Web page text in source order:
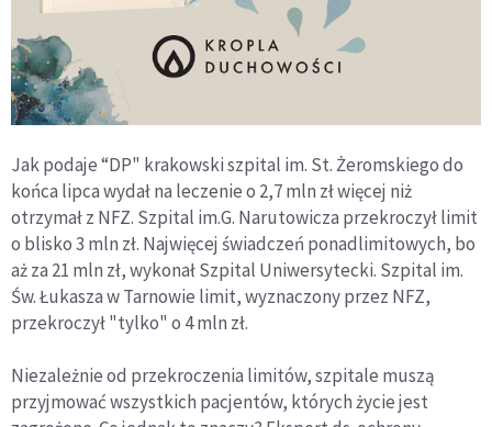
Jak podaje “DP" krakowski szpital im. St. Żeromskiego do
końca lipca wydał na leczenie o 2,7 mln zł więcej niż
otrzymał z NFZ. Szpital im.G. Narutowicza przekroczył limit
o blisko 3 mln zł. Najwięcej świadczeń ponadlimitowych, bo
aż za 21 mln zł, wykonał Szpital Uniwersytecki. Szpital im.
Św. Łukasza w Tarnowie limit, wyznaczony przez NFZ,
przekroczył "tylko" o 4 mln zł.
Niezależnie od przekroczenia limitów, szpitale muszą
przyjmować wszystkich pacjentów, których życie jest